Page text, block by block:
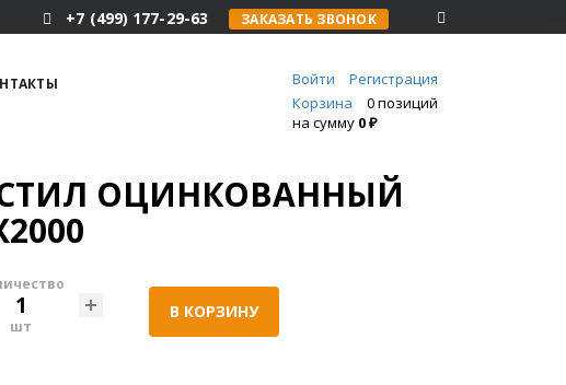
+7 (499) 177-29-63 ЗАКАЗАТЬ ЗВОНОК
Войти
Регистрация
Корзина
0 позиций
на сумму 0 ₽
ОЦИНКОВАННЫЙ
шт
В КОРЗИНУ